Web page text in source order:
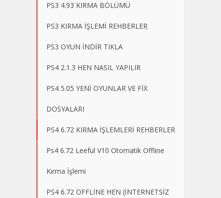
PS3 4.93 KIRMA BÖLÜMÜ
PS3 KIRMA İŞLEMİ REHBERLER
PS3 OYUN İNDİR TIKLA
PS4 2.1.3 HEN NASIL YAPILIR
PS4 5.05 YENİ OYUNLAR VE FİX
DOSYALARI
PS4 6.72 KIRMA İŞLEMLERİ REHBERLER
Ps4 6.72 Leeful V10 Otomatik Offline
Kırma İşlemi
PS4 6.72 OFFLİNE HEN (İNTERNETSİZ